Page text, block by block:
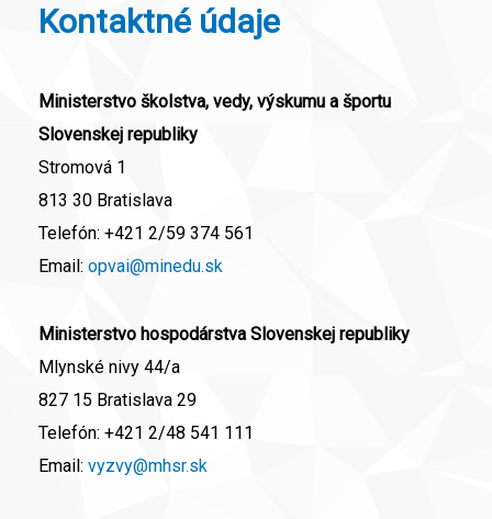
Kontaktné údaje
Ministerstvo školstva, vedy, výskumu a športu
Slovenskej republiky
Stromová 1
813 30 Bratislava
Telefón: +421 2/59 374 561
Email: opvai@minedu.sk
Ministerstvo hospodárstva Slovenskej republiky
Mlynské nivy 44/a
827 15 Bratislava 29
Telefón: +421 2/48 541 111
Email: vyzvy@mhsr.sk